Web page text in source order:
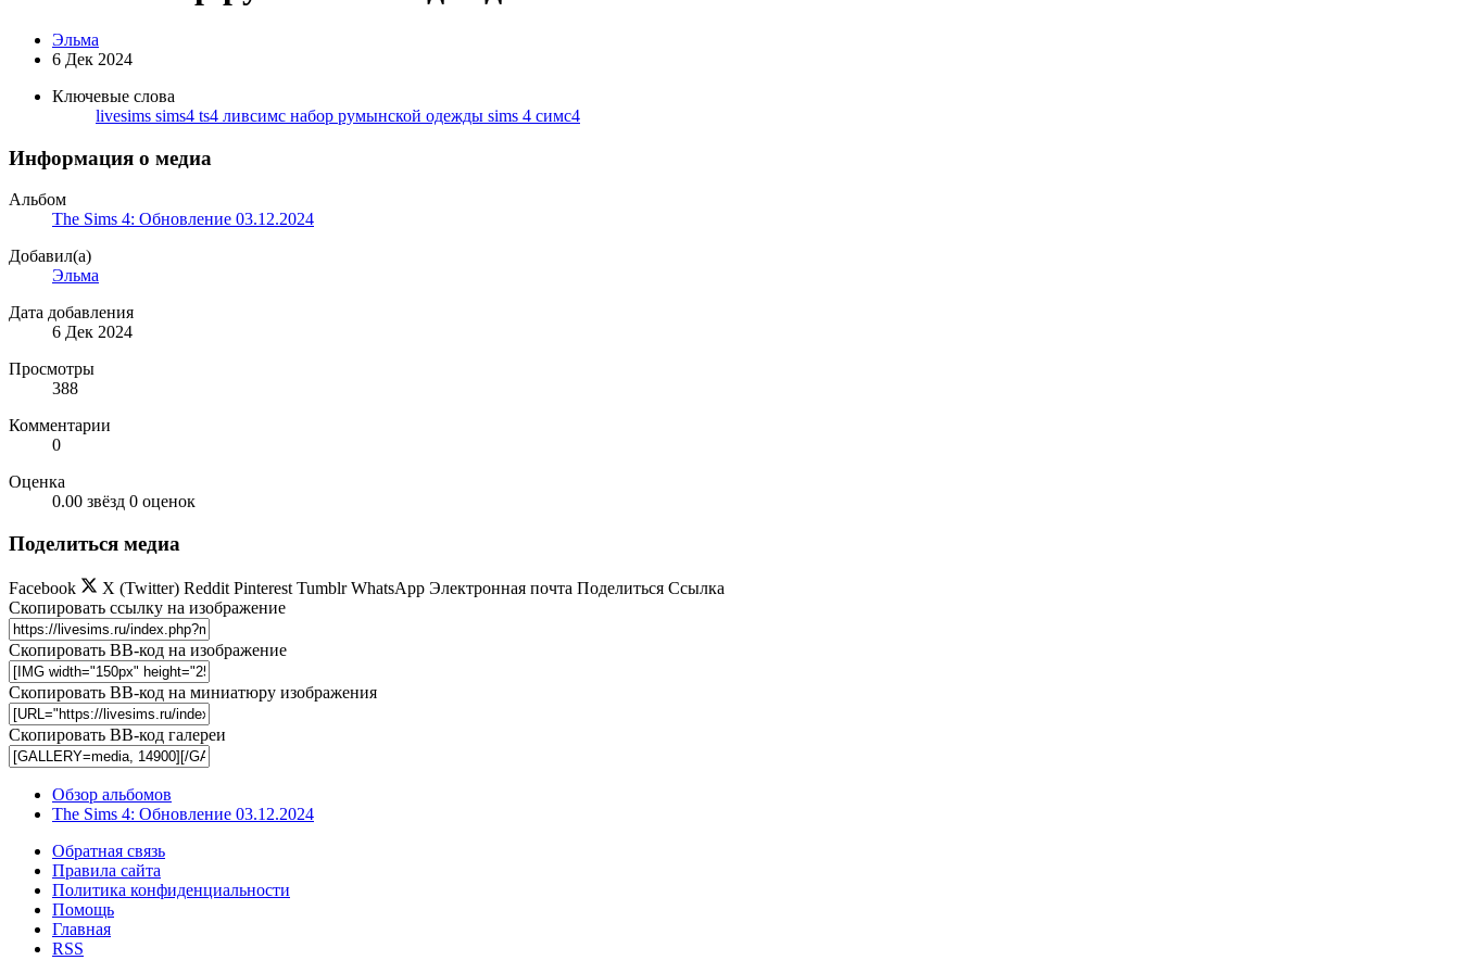
Эльма
6 Дек 2024
Ключевые слова
livesims sims4 ts4 ливсимс набор румынской одежды sims 4 симс4
Информация о медиа
Альбом
The Sims 4: Обновление 03.12.2024
Добавил(а)
Эльма
Дата добавления
6 Дек 2024
Просмотры
388
Комментарии
0
Оценка
0.00 звёзд 0 оценок
Поделиться медиа
Facebook X (Twitter) Reddit Pinterest Tumblr WhatsApp Электронная почта Поделиться Ссылка
Скопировать ссылку на изображение
Скопировать BB-код на изображение
Скопировать BB-код на миниатюру изображения
Скопировать BB-код галереи
Обзор альбомов
The Sims 4: Обновление 03.12.2024
Обратная связь
Правила сайта
Политика конфиденциальности
Помощь
Главная
RSS